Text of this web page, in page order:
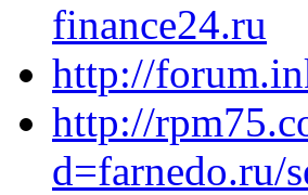
finance24.ru
http://
http://
d=farnedo.ru/